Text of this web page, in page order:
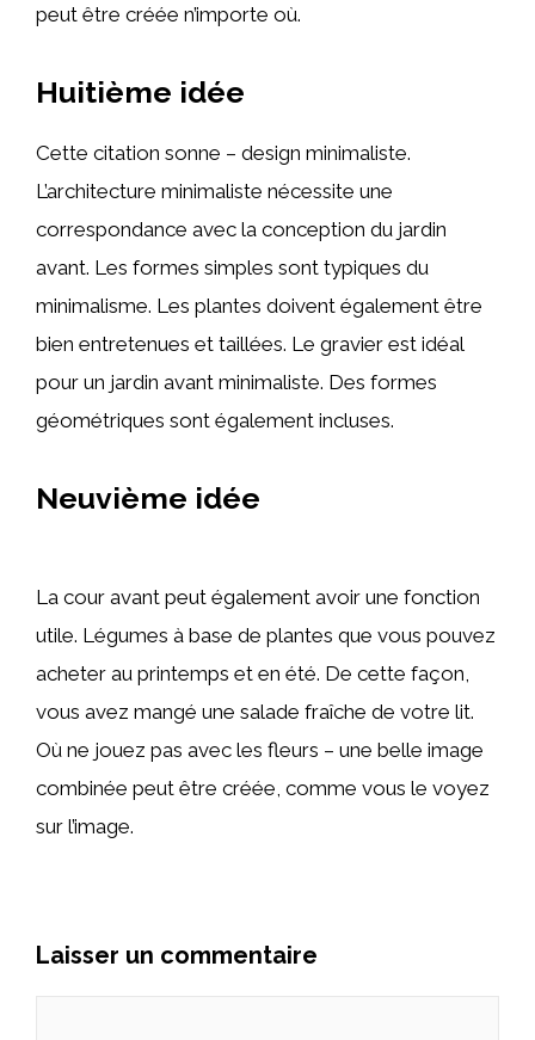
peut être créée n’importe où.
Huitième idée
Cette citation sonne – design minimaliste.
L’architecture minimaliste nécessite une
correspondance avec la conception du jardin
avant. Les formes simples sont typiques du
minimalisme. Les plantes doivent également être
bien entretenues et taillées. Le gravier est idéal
pour un jardin avant minimaliste. Des formes
géométriques sont également incluses.
Neuvième idée
La cour avant peut également avoir une fonction
utile. Légumes à base de plantes que vous pouvez
acheter au printemps et en été. De cette façon,
vous avez mangé une salade fraîche de votre lit.
Où ne jouez pas avec les fleurs – une belle image
combinée peut être créée, comme vous le voyez
sur l’image.
Laisser un commentaire